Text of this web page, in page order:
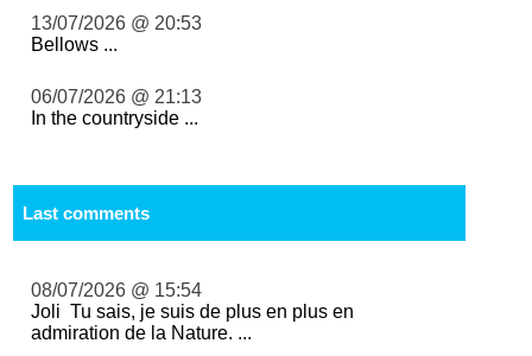
13/07/2026 @ 20:53
Bellows ...
06/07/2026 @ 21:13
In the countryside ...
Last comments
08/07/2026 @ 15:54
Joli Tu sais, je suis de plus en plus en
admiration de la Nature. ...